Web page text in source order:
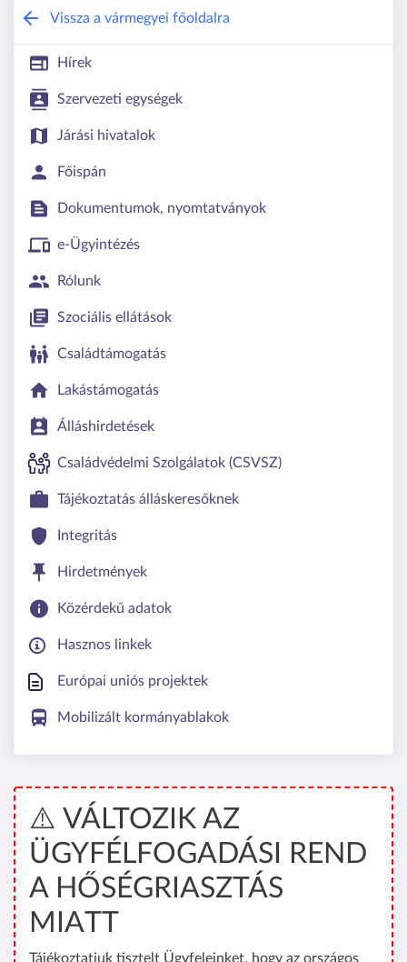
Veszprém Vármegyei Kormányhivatal
Vissza a vármegyei főoldalra
Hírek
Szervezeti egységek
Járási hivatalok
Főispán
Dokumentumok, nyomtatványok
e-Ügyintézés
Rólunk
Szociális ellátások
Családtámogatás
Lakástámogatás
Álláshirdetések
Családvédelmi Szolgálatok (CSVSZ)
Tájékoztatás álláskeresőknek
Integritás
Hirdetmények
Közérdekű adatok
Hasznos linkek
Európai uniós projektek
Mobilizált kormányablakok
⚠️ VÁLTOZIK AZ
ÜGYFÉLFOGADÁSI REND
A HŐSÉGRIASZTÁS
MIATT
Tájékoztatjuk tisztelt Ügyfeleinket, hogy az országos